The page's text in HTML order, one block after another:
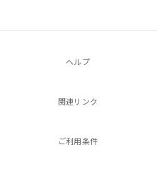
ヘルプ
関連リンク
ご利用条件